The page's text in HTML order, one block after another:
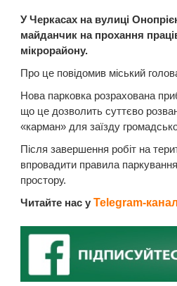
У Черкасах на вулиці
майданчик на прохання
мікрорайону.
Про це повідомив міський
Нова парковка розрахована
що це дозволить суттєво
«карман» для заїзду
Після завершення робіт на
впровадити правила
простору.
Читайте нас у Telegram-